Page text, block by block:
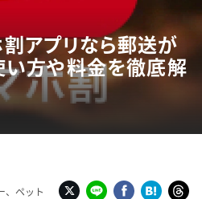
アプリなら郵送が
い方や料金を徹底解
、ペット